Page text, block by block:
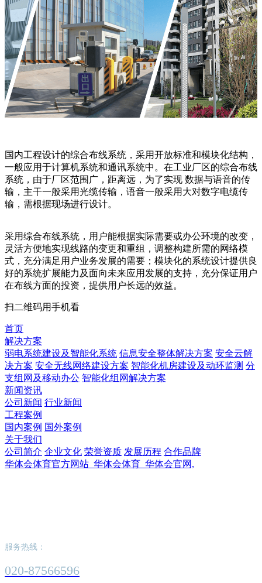
国内工程设计的综合布线系统，采用开放标准和模块化结构，
一般应用于计算机系统和通讯系统中。在工业厂区的综合布线
系统，由于厂区范围广，距离远，为了实现 数据与语音的传
输，主干一般采用光缆传输，语音一般采用大对数字电缆传
输，需根据现场进行设计。
采用综合布线系统，用户能根据实际需要或办公环境的改变，
灵活方便地实现线路的变更和重组，调整构建所需的网络模
式，充分满足用户业务发展的需要；模块化的系统设计提供良
好的系统扩展能力及面向未来应用发展的支持，充分保证用户
在布线方面的投资，提供用户长远的效益。
扫二维码用手机看
首页
解决方案
弱电系统建设及智能化系统 信息安全整体解决方案 安全云解
决方案 安全无线网络建设方案 智能化机房建设及动环监测 分
支组网及移动办公 智能化组网解决方案
新闻资讯
公司新闻 行业新闻
工程案例
国内案例 国外案例
关于我们
公司简介 企业文化 荣誉资质 发展历程 合作品牌
华体会体育官方网站_华体会体育_华体会官网,
服务热线：
020-87566596